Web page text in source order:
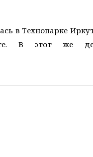
в Технопарке
В этот же